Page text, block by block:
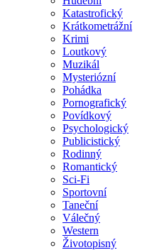
Katastrofický
Krátkometrážní
Krimi
Loutkový
Muzikál
Mysteriózní
Pohádka
Pornografický
Povídkový
Psychologický
Publicistický
Rodinný
Romantický
Sci-Fi
Sportovní
Taneční
Válečný
Western
Životopisný